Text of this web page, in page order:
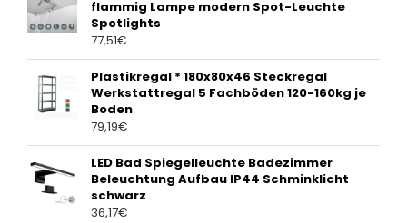
flammig Lampe modern Spot-Leuchte
Spotlights
77,51€
Plastikregal * 180x80x46 Steckregal
Werkstattregal 5 Fachböden 120-160kg je
Boden
79,19€
LED Bad Spiegelleuchte Badezimmer
Beleuchtung Aufbau IP44 Schminklicht
schwarz
36,17€